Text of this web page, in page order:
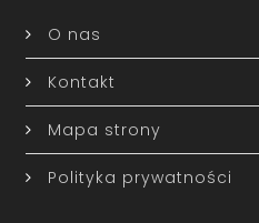
O nas
Kontakt
Mapa strony
Polityka prywatności